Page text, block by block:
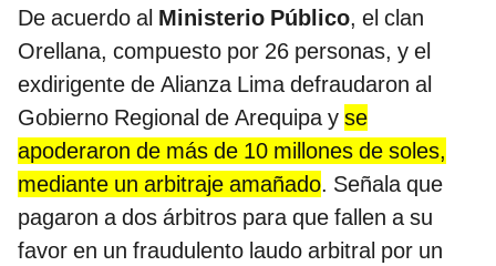
De acuerdo al Ministerio Público, el clan
Orellana, compuesto por 26 personas, y el
exdirigente de Alianza Lima defraudaron al
Gobierno Regional de Arequipa y se
apoderaron de más de 10 millones de soles,
mediante un arbitraje amañado. Señala que
pagaron a dos árbitros para que fallen a su
favor en un fraudulento laudo arbitral por un